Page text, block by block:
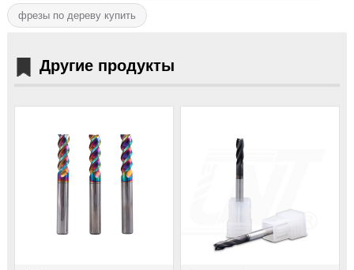
фрезы по дереву купить
Другие продукты